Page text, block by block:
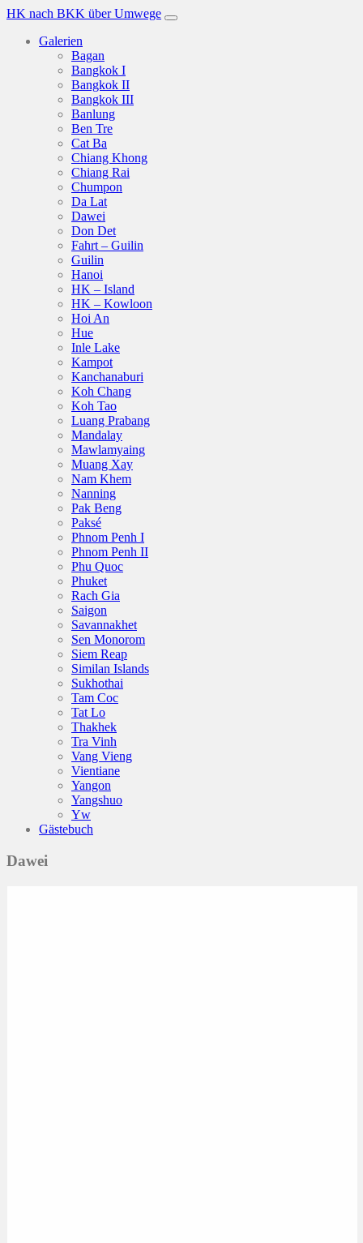
HK nach BKK über Umwege
Galerien
Bagan
Bangkok I
Bangkok II
Bangkok III
Banlung
Ben Tre
Cat Ba
Chiang Khong
Chiang Rai
Chumpon
Da Lat
Dawei
Don Det
Fahrt – Guilin
Guilin
Hanoi
HK – Island
HK – Kowloon
Hoi An
Hue
Inle Lake
Kampot
Kanchanaburi
Koh Chang
Koh Tao
Luang Prabang
Mandalay
Mawlamyaing
Muang Xay
Nam Khem
Nanning
Pak Beng
Paksé
Phnom Penh I
Phnom Penh II
Phu Quoc
Phuket
Rach Gia
Saigon
Savannakhet
Sen Monorom
Siem Reap
Similan Islands
Sukhothai
Tam Coc
Tat Lo
Thakhek
Tra Vinh
Vang Vieng
Vientiane
Yangon
Yangshuo
Yw
Gästebuch
Dawei